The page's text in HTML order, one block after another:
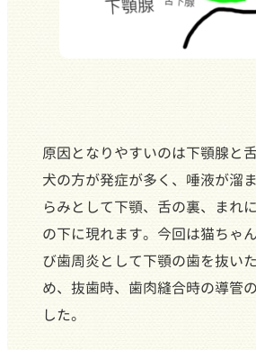
原因となりやすいのは下顎腺と
犬の方が発症が多く、唾液が溜
らみとして下顎、舌の裏、まれ
の下に現れます。今回は猫ちゃ
び歯周炎として下顎の歯を抜い
め、抜歯時、歯肉縫合時の導管
した。